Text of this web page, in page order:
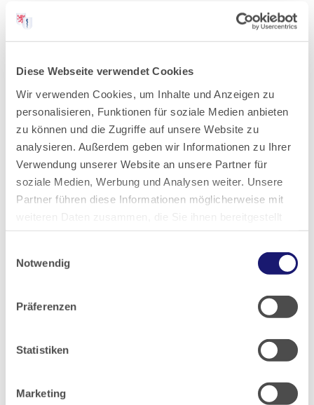
Diese Webseite verwendet Cookies
Wir verwenden Cookies, um Inhalte und Anzeigen zu
personalisieren, Funktionen für soziale Medien anbieten
zu können und die Zugriffe auf unsere Website zu
analysieren. Außerdem geben wir Informationen zu Ihrer
Verwendung unserer Website an unsere Partner für
soziale Medien, Werbung und Analysen weiter. Unsere
Partner führen diese Informationen möglicherweise mit
haben oder die sie im Rahmen Ihrer Nutzung der Dienste
Notwendig
Präferenzen
Statistiken
Marketing
Landesärztekammer Hessen jetzt
auch auf Instagram
02.11.2021 Pressemitteilung
Infos für Medizinische Fachangestellte (MFA) und junge
Ärztinnen und Ärzte Interesse an Medizin und Gesundheit? Lust
auf einen abwechslungsreichen Beruf? Der neue Instagram-
Auftritt der…
Lesen
Aktionen & Projekte